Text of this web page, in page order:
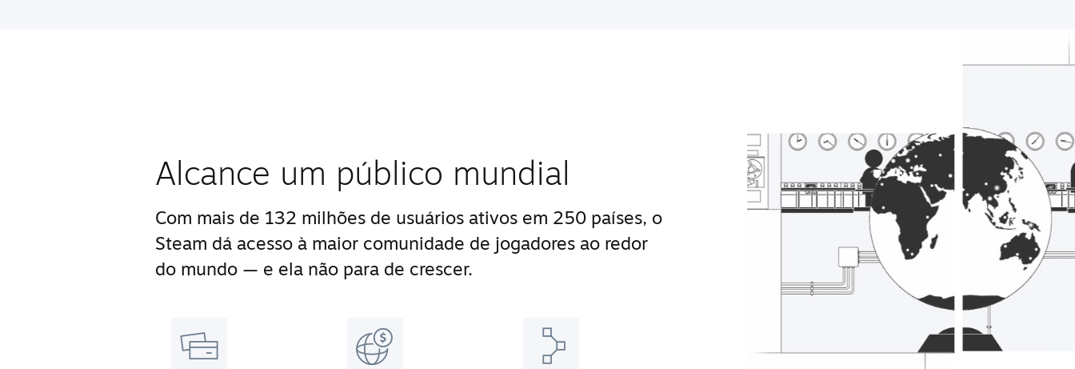
Alcance um público mundial
Com mais de 132 milhões de usuários ativos em 250 países, o
Steam dá acesso à maior comunidade de jogadores ao redor
do mundo — e ela não para de crescer.